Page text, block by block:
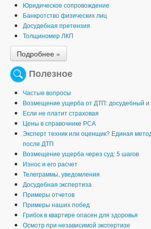
Юридическое сопровождение
Банкротство физических лиц
Досудебная претензия
Толщиномер ЛКП
Подробнее »
Полезное
Частые вопросы
Возмещение ущерба от ДТП: досудебный и
Если не платит страховая
Цены в справочнике РСА
Эксперт техник или оценщик? Единая
после ДТП
Возмещение ущерба через суд: 5 шагов
Износ и его расчет
Телеграммы, уведомления
Досудебная экспертиза
Примеры отчетов
Примеры наших побед
Грибок в квартире опасен для здоровья
Осмотр при независимой экспертизе